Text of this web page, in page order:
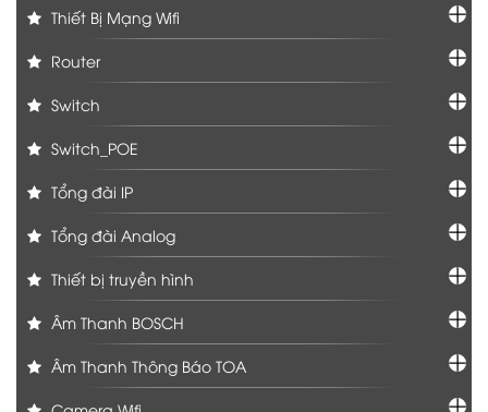
Thiết Bị Mạng Wifi
Router
Switch
Switch_POE
Tổng đài IP
Tổng đài Analog
Thiết bị truyền hình
Âm Thanh BOSCH
Âm Thanh Thông Báo TOA